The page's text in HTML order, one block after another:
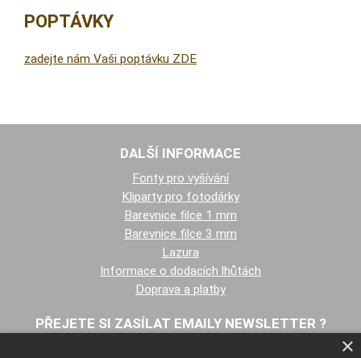
POPTÁVKY
zadejte nám Vaši poptávku ZDE
DALŠÍ INFORMACE
Fonty pro vyšívání
Kliparty pro fotodárky
Barevnice filce 1 mm
Barevnice filce 3 mm
Lazura
Informace o dodacích lhůtách
Doprava a platby
PŘEJETE SI ZASÍLAT EMAILY NEWSLETTER ?
×